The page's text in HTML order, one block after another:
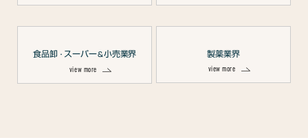
食品卸 ・ スーパー＆ 小売業界
view more
製薬業界
view more